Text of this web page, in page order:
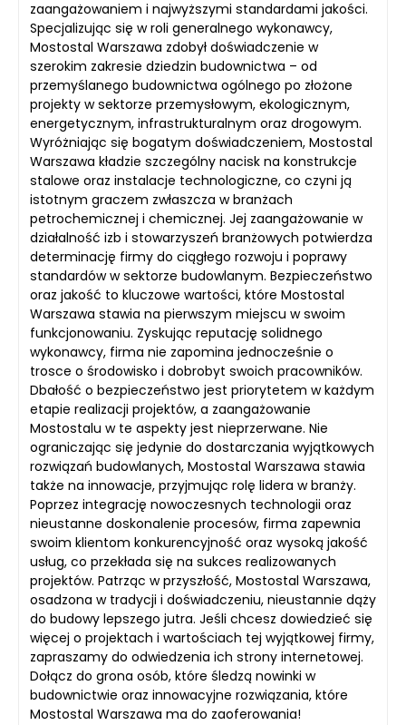
zaangażowaniem i najwyższymi standardami jakości.
Specjalizując się w roli generalnego wykonawcy,
Mostostal Warszawa zdobył doświadczenie w
szerokim zakresie dziedzin budownictwa – od
przemyślanego budownictwa ogólnego po złożone
projekty w sektorze przemysłowym, ekologicznym,
energetycznym, infrastrukturalnym oraz drogowym.
Wyróżniając się bogatym doświadczeniem, Mostostal
Warszawa kładzie szczególny nacisk na konstrukcje
stalowe oraz instalacje technologiczne, co czyni ją
istotnym graczem zwłaszcza w branżach
petrochemicznej i chemicznej. Jej zaangażowanie w
działalność izb i stowarzyszeń branżowych potwierdza
determinację firmy do ciągłego rozwoju i poprawy
standardów w sektorze budowlanym. Bezpieczeństwo
oraz jakość to kluczowe wartości, które Mostostal
Warszawa stawia na pierwszym miejscu w swoim
funkcjonowaniu. Zyskując reputację solidnego
wykonawcy, firma nie zapomina jednocześnie o
trosce o środowisko i dobrobyt swoich pracowników.
Dbałość o bezpieczeństwo jest priorytetem w każdym
etapie realizacji projektów, a zaangażowanie
Mostostalu w te aspekty jest nieprzerwane. Nie
ograniczając się jedynie do dostarczania wyjątkowych
rozwiązań budowlanych, Mostostal Warszawa stawia
także na innowacje, przyjmując rolę lidera w branży.
Poprzez integrację nowoczesnych technologii oraz
nieustanne doskonalenie procesów, firma zapewnia
swoim klientom konkurencyjność oraz wysoką jakość
usług, co przekłada się na sukces realizowanych
projektów. Patrząc w przyszłość, Mostostal Warszawa,
osadzona w tradycji i doświadczeniu, nieustannie dąży
do budowy lepszego jutra. Jeśli chcesz dowiedzieć się
więcej o projektach i wartościach tej wyjątkowej firmy,
zapraszamy do odwiedzenia ich strony internetowej.
Dołącz do grona osób, które śledzą nowinki w
budownictwie oraz innowacyjne rozwiązania, które
Mostostal Warszawa ma do zaoferowania!